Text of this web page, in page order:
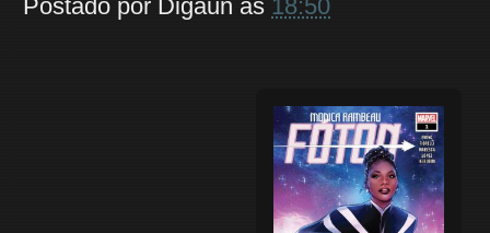
Postado por Digaun às 18:50